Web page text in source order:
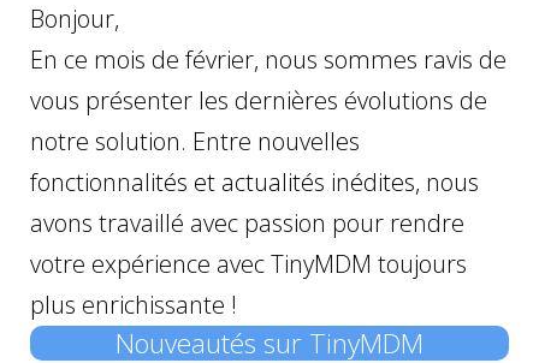
Bonjour,
En ce mois de février, nous sommes ravis de
vous présenter les dernières évolutions de
notre solution. Entre nouvelles
fonctionnalités et actualités inédites, nous
avons travaillé avec passion pour rendre
votre expérience avec TinyMDM toujours
plus enrichissante !
Nouveautés sur TinyMDM